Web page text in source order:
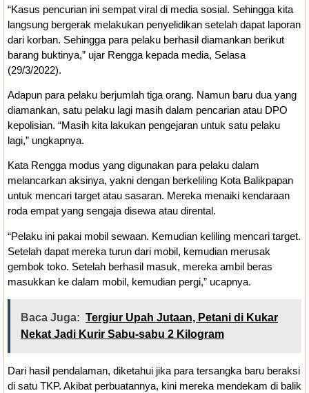
“Kasus pencurian ini sempat viral di media sosial. Sehingga kita
langsung bergerak melakukan penyelidikan setelah dapat laporan
dari korban. Sehingga para pelaku berhasil diamankan berikut
barang buktinya,” ujar Rengga kepada media, Selasa
(29/3/2022).
Adapun para pelaku berjumlah tiga orang. Namun baru dua yang
diamankan, satu pelaku lagi masih dalam pencarian atau DPO
kepolisian. “Masih kita lakukan pengejaran untuk satu pelaku
lagi,” ungkapnya.
Kata Rengga modus yang digunakan para pelaku dalam
melancarkan aksinya, yakni dengan berkeliling Kota Balikpapan
untuk mencari target atau sasaran. Mereka menaiki kendaraan
roda empat yang sengaja disewa atau dirental.
“Pelaku ini pakai mobil sewaan. Kemudian keliling mencari target.
Setelah dapat mereka turun dari mobil, kemudian merusak
gembok toko. Setelah berhasil masuk, mereka ambil beras
masukkan ke dalam mobil, kemudian pergi,” ucapnya.
Baca Juga: Tergiur Upah Jutaan, Petani di Kukar
Nekat Jadi Kurir Sabu-sabu 2 Kilogram
Dari hasil pendalaman, diketahui jika para tersangka baru beraksi
di satu TKP. Akibat perbuatannya, kini mereka mendekam di balik